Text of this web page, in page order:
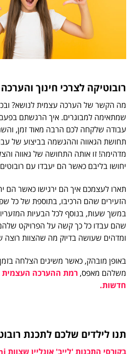
רובוטיקה לצרכי חינוך
מה הקשר של הערכה עצמית לנושא?
שמתאימה למבוגרים. איך הרגשתם
עבודה שלקחה לכם הרבה מאוד זמן,
תחושת הגאווה וההגשמה בביצוע של
מדהימה! זו אותה התחושה של גאווה
יחושו בליבם כאשר הם יעבדו עם רובוטים
תארו לעצמכם איך הם ירגישו כאשר הם
הזעירים שהם הרכיבו, בתוספת של כל
במשך שעות, בנוסף לכל הבעיות
שהם עבדו כל כך קשה על הפרויקט
ומדהים שעושה בדיוק מה שהצוות רוצה
באופן מובהק, כאשר משיגים הצלחה
משלהם מאפס, רמת ההערכה העצמית
חדשות.
תנו לילדים שלכם לתכנת
בקורסי התכנות 'לייב' אונליין שצוות Tekkie Uni מציע,